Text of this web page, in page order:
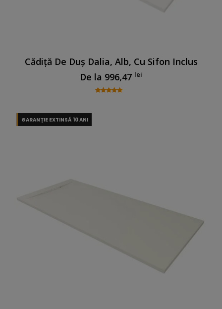
Cădiță De Duș Dalia, Alb, Cu Sifon Inclus
De la 996,47 lei